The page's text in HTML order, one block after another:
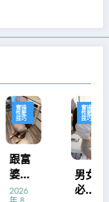
實操
性愛
技巧
跟富
婆一
夜情
2026
實操
性愛
技巧
男女
必知